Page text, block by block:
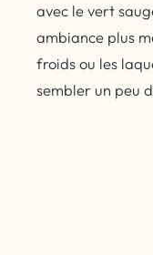
avec le vert
ambiance plus
froids ou les
sembler un peu